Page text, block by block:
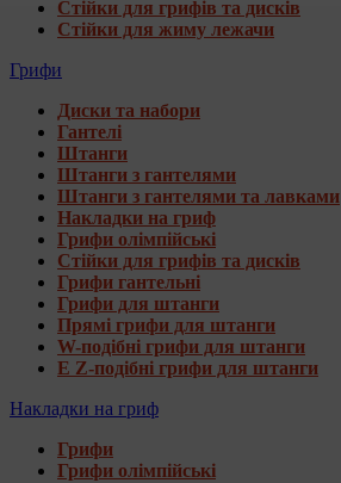
Стійки для грифів та дисків
Стійки для жиму лежачи
Грифи
Диски та набори
Гантелі
Штанги
Штанги з гантелями
Штанги з гантелями та лавками
Накладки на гриф
Грифи олімпійські
Стійки для грифів та дисків
Грифи гантельні
Грифи для штанги
Прямі грифи для штанги
W-подібні грифи для штанги
E Z-подібні грифи для штанги
Накладки на гриф
Грифи
Грифи олімпійські